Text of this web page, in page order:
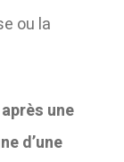
ou la
une
d’une